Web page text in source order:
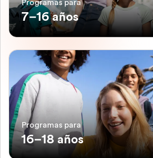
Programas para
7–16 años
Programas para
16–18 años